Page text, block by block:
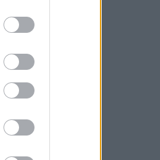
Στα πράσινα οι ευρωαγορές - Νέο
ενδοσυνεδριακό ρεκόρ για τον Stoxx
Πυρκαγιές: 325 αυτοψίες στις
πληγείσες περιοχές - 118 «κόκκινα»
Σε εξέλιξη πυρκαγιές σε Σκύρο και
ΑΔΜΗΕ: Διατηρεί την τεχνική ηγεσία